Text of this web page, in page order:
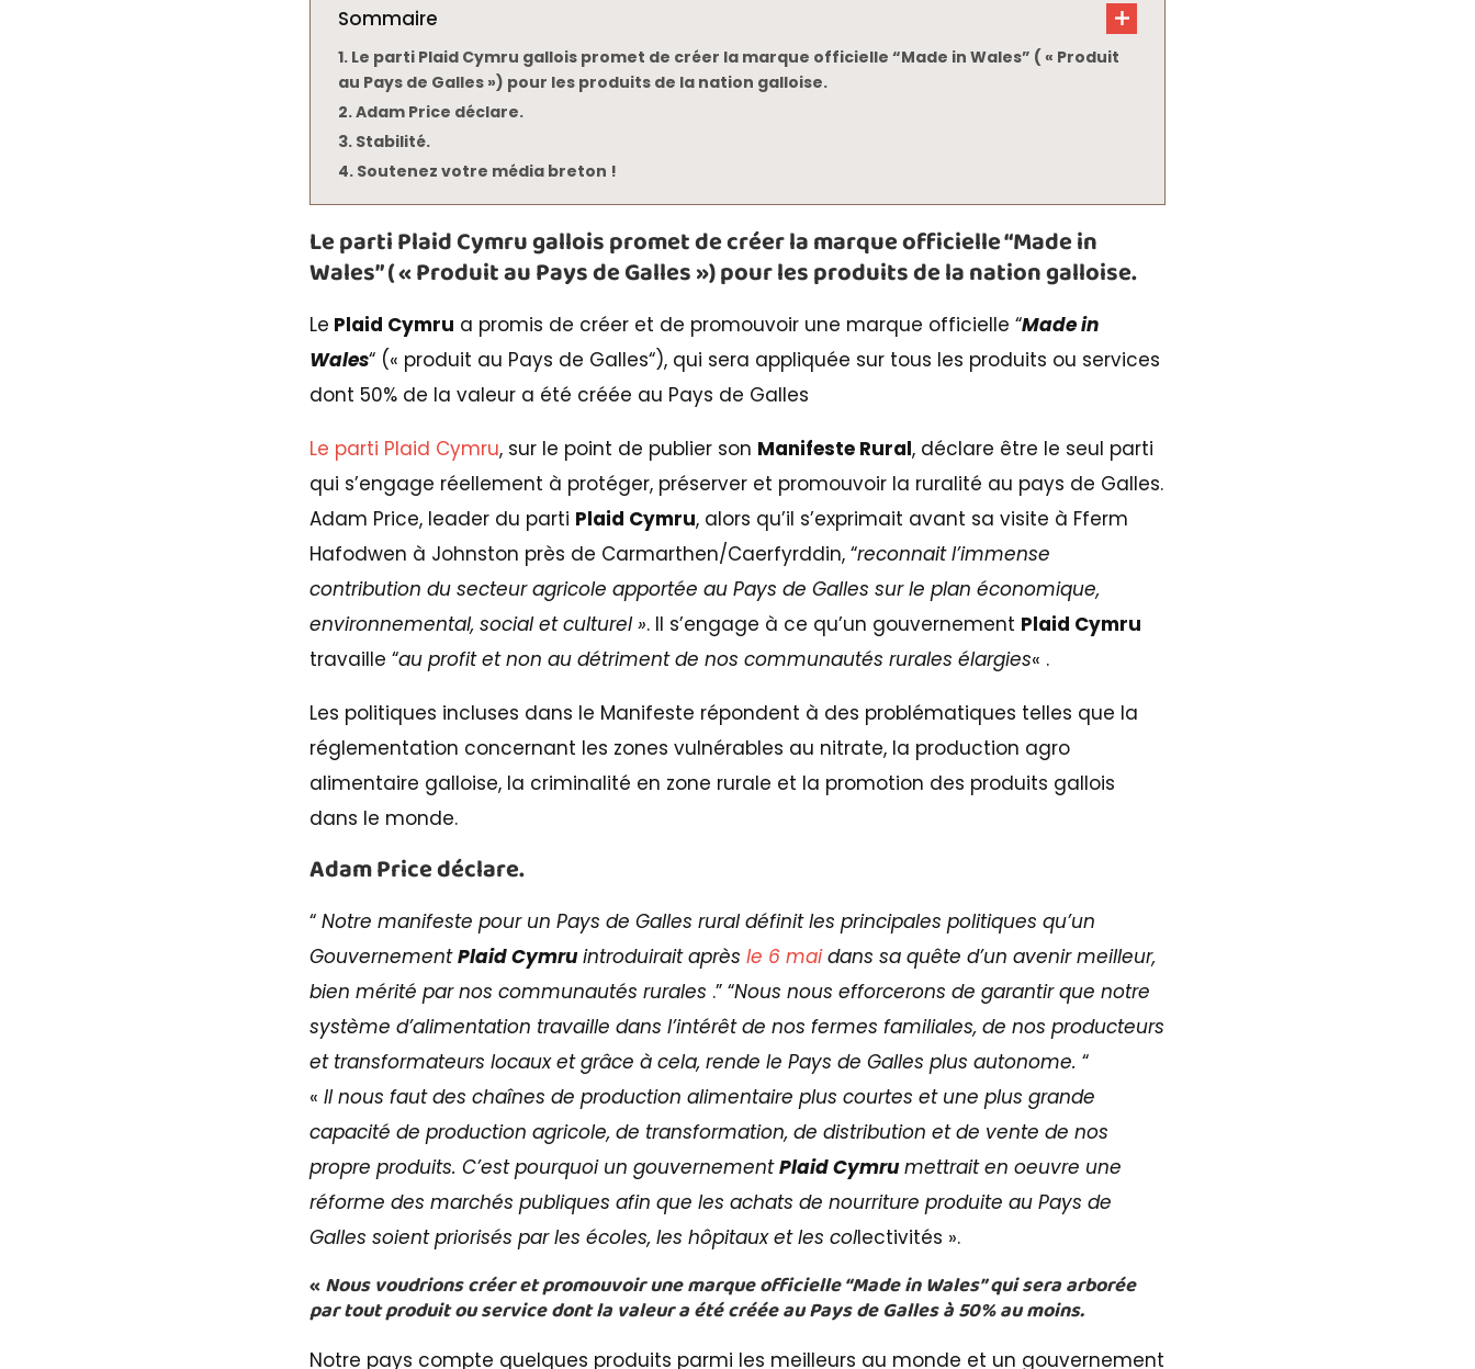
Sommaire
Le parti Plaid Cymru gallois promet de créer la marque officielle “Made in Wales” ( « Produit
au Pays de Galles ») pour les produits de la nation galloise.
Adam Price déclare.
Stabilité.
Soutenez votre média breton !
Le parti Plaid Cymru gallois promet de créer la marque officielle “Made in
Wales” ( « Produit au Pays de Galles ») pour les produits de la nation galloise.
Le Plaid Cymru a promis de créer et de promouvoir une marque officielle “Made in
Wales“ (« produit au Pays de Galles“), qui sera appliquée sur tous les produits ou services
dont 50% de la valeur a été créée au Pays de Galles
Le parti Plaid Cymru, sur le point de publier son Manifeste Rural, déclare être le seul parti
qui s’engage réellement à protéger, préserver et promouvoir la ruralité au pays de Galles.
Adam Price, leader du parti Plaid Cymru, alors qu’il s’exprimait avant sa visite à Fferm
Hafodwen à Johnston près de Carmarthen/Caerfyrddin, “reconnait l’immense
contribution du secteur agricole apportée au Pays de Galles sur le plan économique,
environnemental, social et culturel ». Il s’engage à ce qu’un gouvernement Plaid Cymru
travaille “au profit et non au détriment de nos communautés rurales élargies« .
Les politiques incluses dans le Manifeste répondent à des problématiques telles que la
réglementation concernant les zones vulnérables au nitrate, la production agro
alimentaire galloise, la criminalité en zone rurale et la promotion des produits gallois
dans le monde.
Adam Price déclare.
“ Notre manifeste pour un Pays de Galles rural définit les principales politiques qu’un
GouvernementPlaid Cymruintroduirait après le 6 maidans sa quête d’un avenir meilleur,
bien mérité par nos communautés rurales .” “Nous nous efforcerons de garantir que notre
système d’alimentation travaille dans l’intérêt de nos fermes familiales, de nos producteurs
et transformateurs locaux et grâce à cela, rende le Pays de Galles plus autonome. “
« Il nous faut des chaînes de production alimentaire plus courtes et une plus grande
capacité de production agricole, de transformation, de distribution et de vente de nos
propre produits. C’est pourquoi un gouvernementPlaid Cymrumettrait en oeuvre une
réforme des marchés publiques afin que les achats de nourriture produite au Pays de
Galles soient priorisés par les écoles, les hôpitaux et les collectivités ».
«Nous voudrions créer et promouvoir une marque officielle “Made in Wales” qui sera arborée
par tout produit ou service dont la valeur a été créée au Pays de Galles à 50% au moins.
Notre pays compte quelques produits parmi les meilleurs au monde et un gouvernement